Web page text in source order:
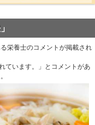
栄養士のコメントが掲載され
ています。」とコメントがあ